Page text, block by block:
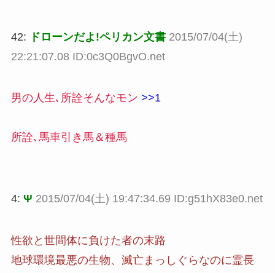
42: ドローンだよ!ペリカン文書 2015/07/04(土)
22:21:07.08 ID:0c3Q0BgvO.net
男の人生､所詮そんなモン >>1
所詮､馬車引き馬＆種馬
4: Ψ 2015/07/04(土) 19:47:34.69 ID:g51hX83e0.net
性欲と世間体に負けた者の末路
地球環境最悪の生物、滅亡まっしぐらなのに霊長